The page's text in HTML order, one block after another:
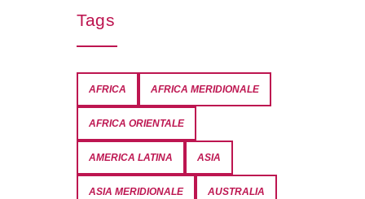
Tags
AFRICA AFRICA MERIDIONALE
AFRICA ORIENTALE
AMERICA LATINA ASIA
ASIA MERIDIONALE AUSTRALIA